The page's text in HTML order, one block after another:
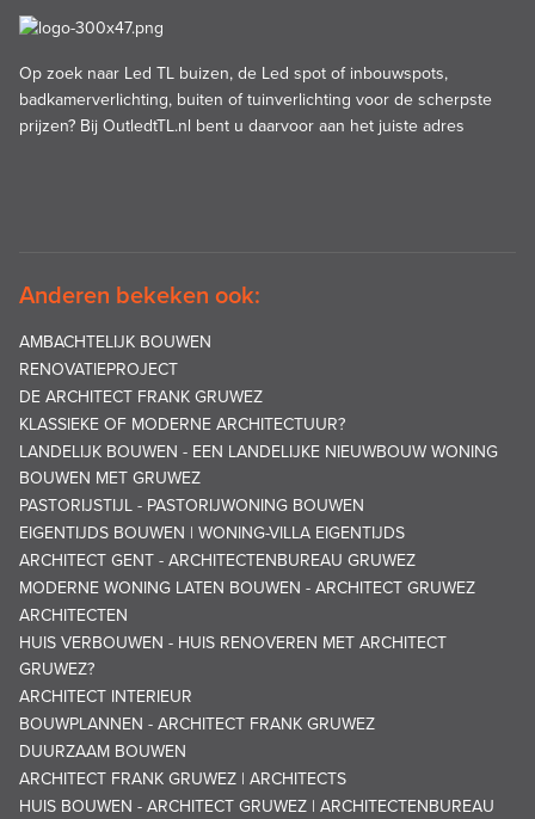
Op zoek naar Led TL buizen, de Led spot of inbouwspots,
badkamerverlichting, buiten of tuinverlichting voor de scherpste
prijzen? Bij OutledtTL.nl bent u daarvoor aan het juiste adres
Anderen bekeken ook:
AMBACHTELIJK BOUWEN
RENOVATIEPROJECT
DE ARCHITECT FRANK GRUWEZ
KLASSIEKE OF MODERNE ARCHITECTUUR?
LANDELIJK BOUWEN - EEN LANDELIJKE NIEUWBOUW WONING
BOUWEN MET GRUWEZ
PASTORIJSTIJL - PASTORIJWONING BOUWEN
EIGENTIJDS BOUWEN | WONING-VILLA EIGENTIJDS
ARCHITECT GENT - ARCHITECTENBUREAU GRUWEZ
MODERNE WONING LATEN BOUWEN - ARCHITECT GRUWEZ
ARCHITECTEN
HUIS VERBOUWEN - HUIS RENOVEREN MET ARCHITECT
GRUWEZ?
ARCHITECT INTERIEUR
BOUWPLANNEN - ARCHITECT FRANK GRUWEZ
DUURZAAM BOUWEN
ARCHITECT FRANK GRUWEZ | ARCHITECTS
HUIS BOUWEN - ARCHITECT GRUWEZ | ARCHITECTENBUREAU